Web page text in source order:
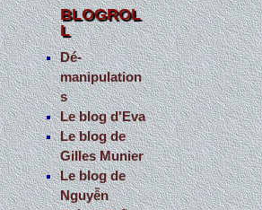
BLOGROL
L
Dé-
manipulation
s
Le blog d'Eva
Le blog de
Gilles Munier
Le blog de
Nguyễn